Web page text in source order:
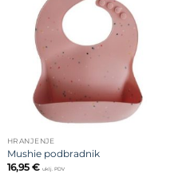
Dodajte
na listu
želja
HRANJENJE
Mushie podbradnik
16,95 € uklj. PDV